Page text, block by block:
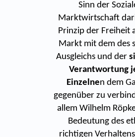
Sinn der
Marktwirtschaft
Prinzip der Freiheit
Markt mit dem des
Ausgleichs und der
Verantwortung
Einzelnen dem
gegenüber zu
allem Wilhelm
Bedeutung des
richtigen